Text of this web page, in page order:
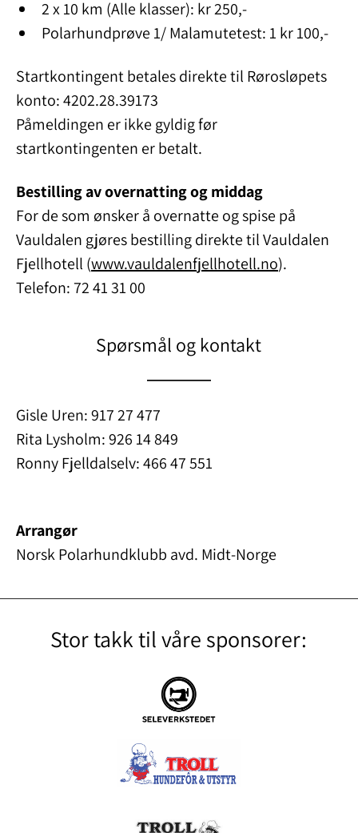
2 x 10 km (Alle klasser): kr 250,-
Polarhundprøve 1/ Malamutetest: 1 kr 100,-
Startkontingent betales direkte til Rørosløpets
konto: 4202.28.39173
Påmeldingen er ikke gyldig før
startkontingenten er betalt.
Bestilling av overnatting og middag
For de som ønsker å overnatte og spise på
Vauldalen gjøres bestilling direkte til Vauldalen
Fjellhotell (www.vauldalenfjellhotell.no).
Telefon: 72 41 31 00
Spørsmål og kontakt
Gisle Uren: 917 27 477
Rita Lysholm: 926 14 849
Ronny Fjelldalselv: 466 47 551
Arrangør
Norsk Polarhundklubb avd. Midt-Norge
Stor takk til våre sponsorer: